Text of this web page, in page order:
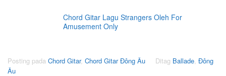
Chord Gitar Lagu Strangers Oleh For
Amusement Only
Posting pada Chord Gitar, Chord Gitar Đông Âu Ditag Ballade, Đông
Âu